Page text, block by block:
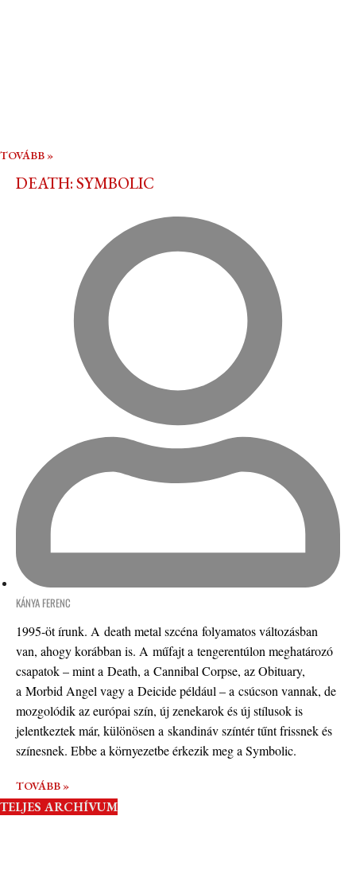
TOVÁBB »
DEATH: SYMBOLIC
KÁNYA FERENC
1995-öt írunk. A death metal szcéna folyamatos változásban
van, ahogy korábban is. A műfajt a tengerentúlon meghatározó
csapatok – mint a Death, a Cannibal Corpse, az Obituary,
a Morbid Angel vagy a Deicide például – a csúcson vannak, de
mozgolódik az európai szín, új zenekarok és új stílusok is
jelentkeztek már, különösen a skandináv színtér tűnt frissnek és
színesnek. Ebbe a környezetbe érkezik meg a Symbolic.
TOVÁBB »
TELJES ARCHÍVUM